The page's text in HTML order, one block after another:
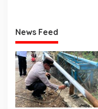
News Feed